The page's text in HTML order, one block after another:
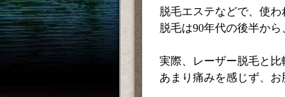
脱毛エステなどで、使
脱毛は90年代の後半か
実際、レーザー脱毛と比
あまり痛みを感じず、お